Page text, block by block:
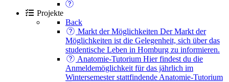
Projekte
Back
Markt der Möglichkeiten Der Markt der
Möglichkeiten ist die Gelegenheit, sich über das
studentische Leben in Homburg zu informieren.
Anatomie-Tutorium Hier findest du die
Anmeldemöglichkeit für das jährlich im
Wintersemester stattfindende Anatomie-Tutorium